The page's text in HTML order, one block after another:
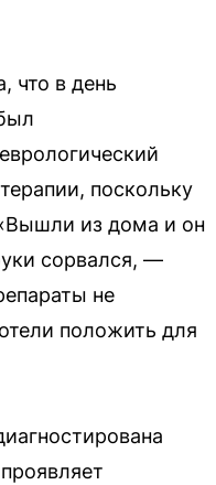
что в день
поскольку
из дома и он
сорвался, —
не
положить для